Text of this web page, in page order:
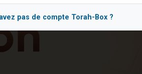
sur Zoom
pas de compte Torah-Box ?